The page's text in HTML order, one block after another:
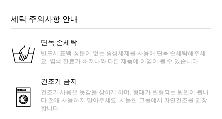
세탁 주의사항 안내
단독 손세탁
반드시 표백 성분이 없는 중성세제를 사용해 단독 손세탁해주세
요. 염색 잔료가 빠져나와 다른 제품에 이염이 될 수 있습니다.
건조기 금지
건조기 사용은 옷감을 상하게 하며, 형태가 변형되는 원인이 됩니
다.절대 사용하지 말아주세요. 서늘한 그늘에서 자연건조를 권장
합니다.